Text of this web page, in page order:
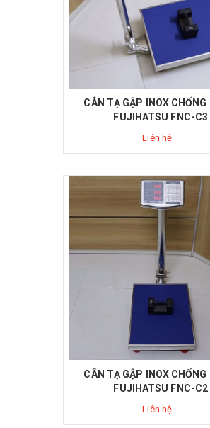
CÂN TẠ GẬP INOX CHỐNG
FUJIHATSU FNC-C3
Liên hệ
CÂN TẠ GẬP INOX CHỐNG
FUJIHATSU FNC-C2
Liên hệ